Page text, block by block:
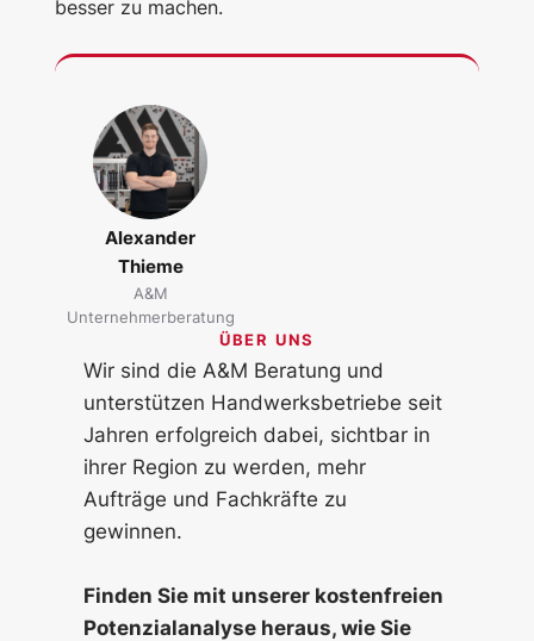
besser zu machen.
Alexander
Thieme
A&M
Unternehmerberatung
ÜBER UNS
Wir sind die A&M Beratung und
unterstützen Handwerksbetriebe seit
Jahren erfolgreich dabei, sichtbar in
ihrer Region zu werden, mehr
Aufträge und Fachkräfte zu
gewinnen.
Finden Sie mit unserer kostenfreien
Potenzialanalyse heraus, wie Sie